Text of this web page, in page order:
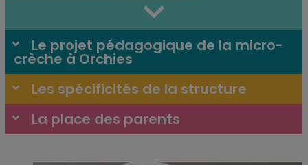
Le projet pédagogique de la micro-
crèche à Orchies
Les spécificités de la structure
La place des parents